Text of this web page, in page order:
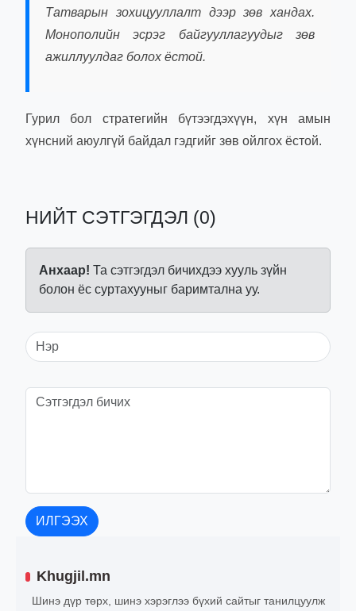
Татварын зохицууллалт дээр зөв хандах.
Монополийн эсрэг байгууллагуудыг зөв
ажиллуулдаг болох ёстой.
Гурил бол стратегийн бүтээгдэхүүн, хүн амын
хүнсний аюулгүй байдал гэдгийг зөв ойлгох ёстой.
НИЙТ СЭТГЭГДЭЛ (0)
Анхаар! Та сэтгэгдэл бичихдээ хууль зүйн
болон ёс суртахууныг баримтална уу.
ИЛГЭЭХ
Khugjil.mn
Шинэ дүр төрх, шинэ хэрэглээ бүхий сайтыг танилцуулж